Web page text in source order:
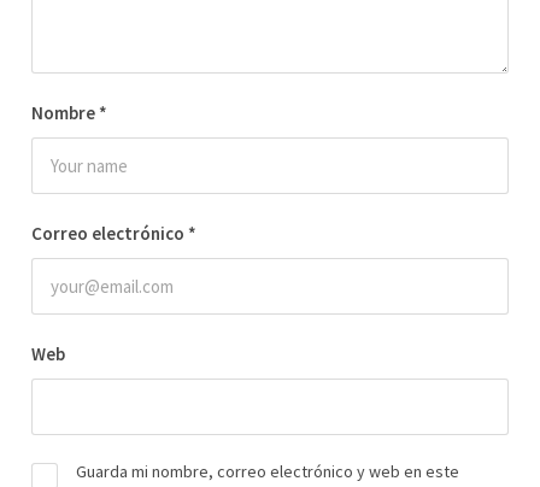
Nombre *
Correo electrónico *
Web
Guarda mi nombre, correo electrónico y web en este